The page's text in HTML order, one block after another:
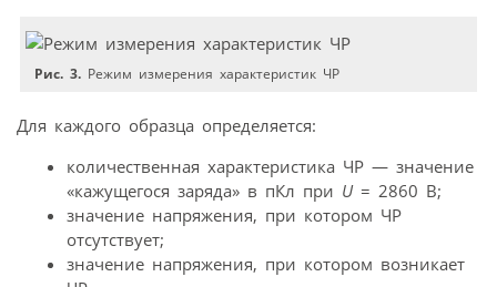
Рис. 3. Режим измерения характеристик ЧР
Для каждого образца определяется:
количественная характеристика ЧР — значение
«кажущегося заряда» в пКл при U= 2860 В;
значение напряжения, при котором ЧР
отсутствует;
значение напряжения, при котором возникает